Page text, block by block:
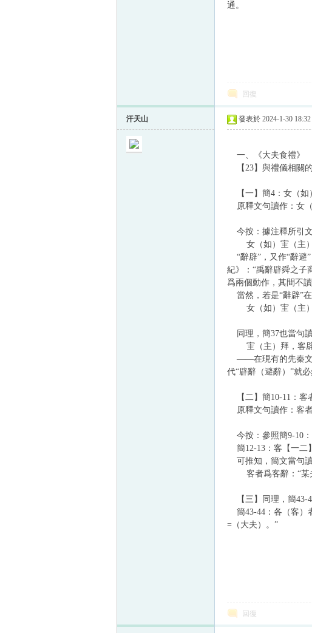
通。
回復
汗天山 發表於 2024-1-30 18:32
一、《大夫食禮》
【23】與禮儀相關
【一】簡4：女（如
原釋文句讀作：女（
今按：據注釋所引文
女（如）宔（主）
“辭辟”，又作“辭避
紀》：“禹辭辟舜之子
爲兩個動作，其間不讀
當然，若是“辭辟”在
女（如）宔（主）
同理，簡37也當句讀
宔（主）拜，客辟
——在現有的先秦文
代“辟辭（避辭）”就
【二】簡10-11：客
原釋文句讀作：客者
今按：參照簡9-10
簡12-13：客【一二
可推知，簡文當句讀
客者爲客辭：“某夫
【三】同理，簡43-
簡43-44：各（客）
=（大夫）。”
回復